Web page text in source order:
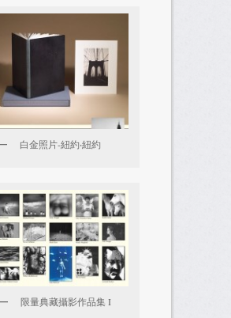
白金照片-紐約‧紐約
限量典藏攝影作品集 I